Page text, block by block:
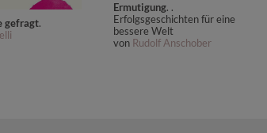
gefragt.
Ermutigung. .
Erfolgsgeschichten für eine
bessere Welt
von Rudolf Anschober